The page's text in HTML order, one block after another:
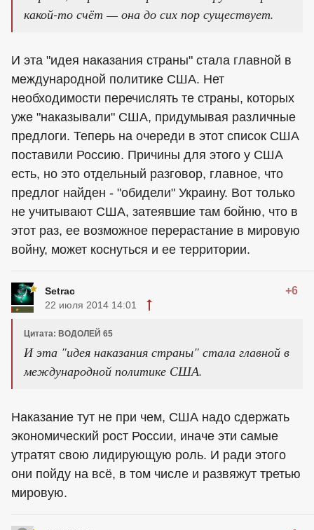
какой-то счёт — она до сих пор существует.
И эта "идея наказания страны" стала главной в
международной политике США. Нет
необходимости перечислять те страны, которых
уже "наказывали" США, придумывая различные
предлоги. Теперь на очереди в этот список США
поставили Россию. Причины для этого у США
есть, но это отдельный разговор, главное, что
предлог найден - "обидели" Украину. Вот только
не учитывают США, затеявшие там бойню, что в
этот раз, ее возможное перерастание в мировую
войну, может коснуться и ее территории.
Setrac +6
22 июля 2014 14:01
Цитата: ВОДОЛЕЙ 65
И эта "идея наказания страны" стала главной в
международной политике США.
Наказание тут не при чем, США надо сдержать
экономический рост России, иначе эти самые
утратят свою лидирующую роль. И ради этого
они пойду на всё, в том числе и развяжут третью
мировую.